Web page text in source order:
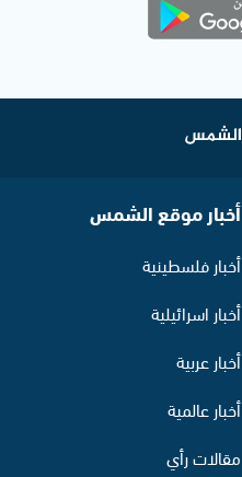
أخبار موقع الشمس
أخبار فلسطينية
أخبار اسرائيلية
أخبار عربية
أخبار عالمية
مقالات رأي